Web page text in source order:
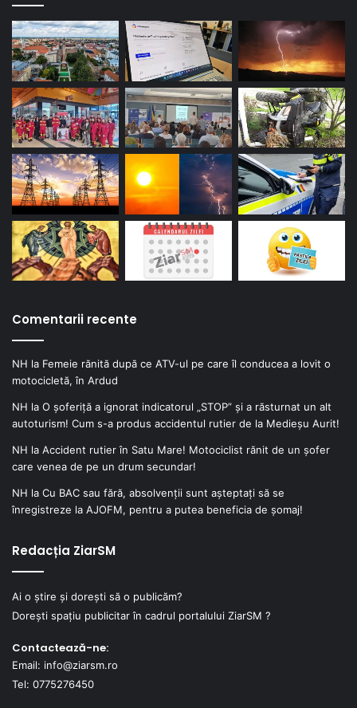
Comentarii recente
NH la Femeie rănită după ce ATV-ul pe care îl conducea a lovit o
motocicletă, în Ardud
NH la O șoferiță a ignorat indicatorul „STOP” și a răsturnat un alt
autoturism! Cum s-a produs accidentul rutier de la Medieșu Aurit!
NH la Accident rutier în Satu Mare! Motociclist rănit de un șofer
care venea de pe un drum secundar!
NH la Cu BAC sau fără, absolvenții sunt așteptați să se
înregistreze la AJOFM, pentru a putea beneficia de șomaj!
Redacția ZiarSM
Ai o știre și dorești să o publicăm?
Dorești spațiu publicitar în cadrul portalului ZiarSM ?
Contactează-ne:
Email: info@ziarsm.ro
Tel: 0775276450